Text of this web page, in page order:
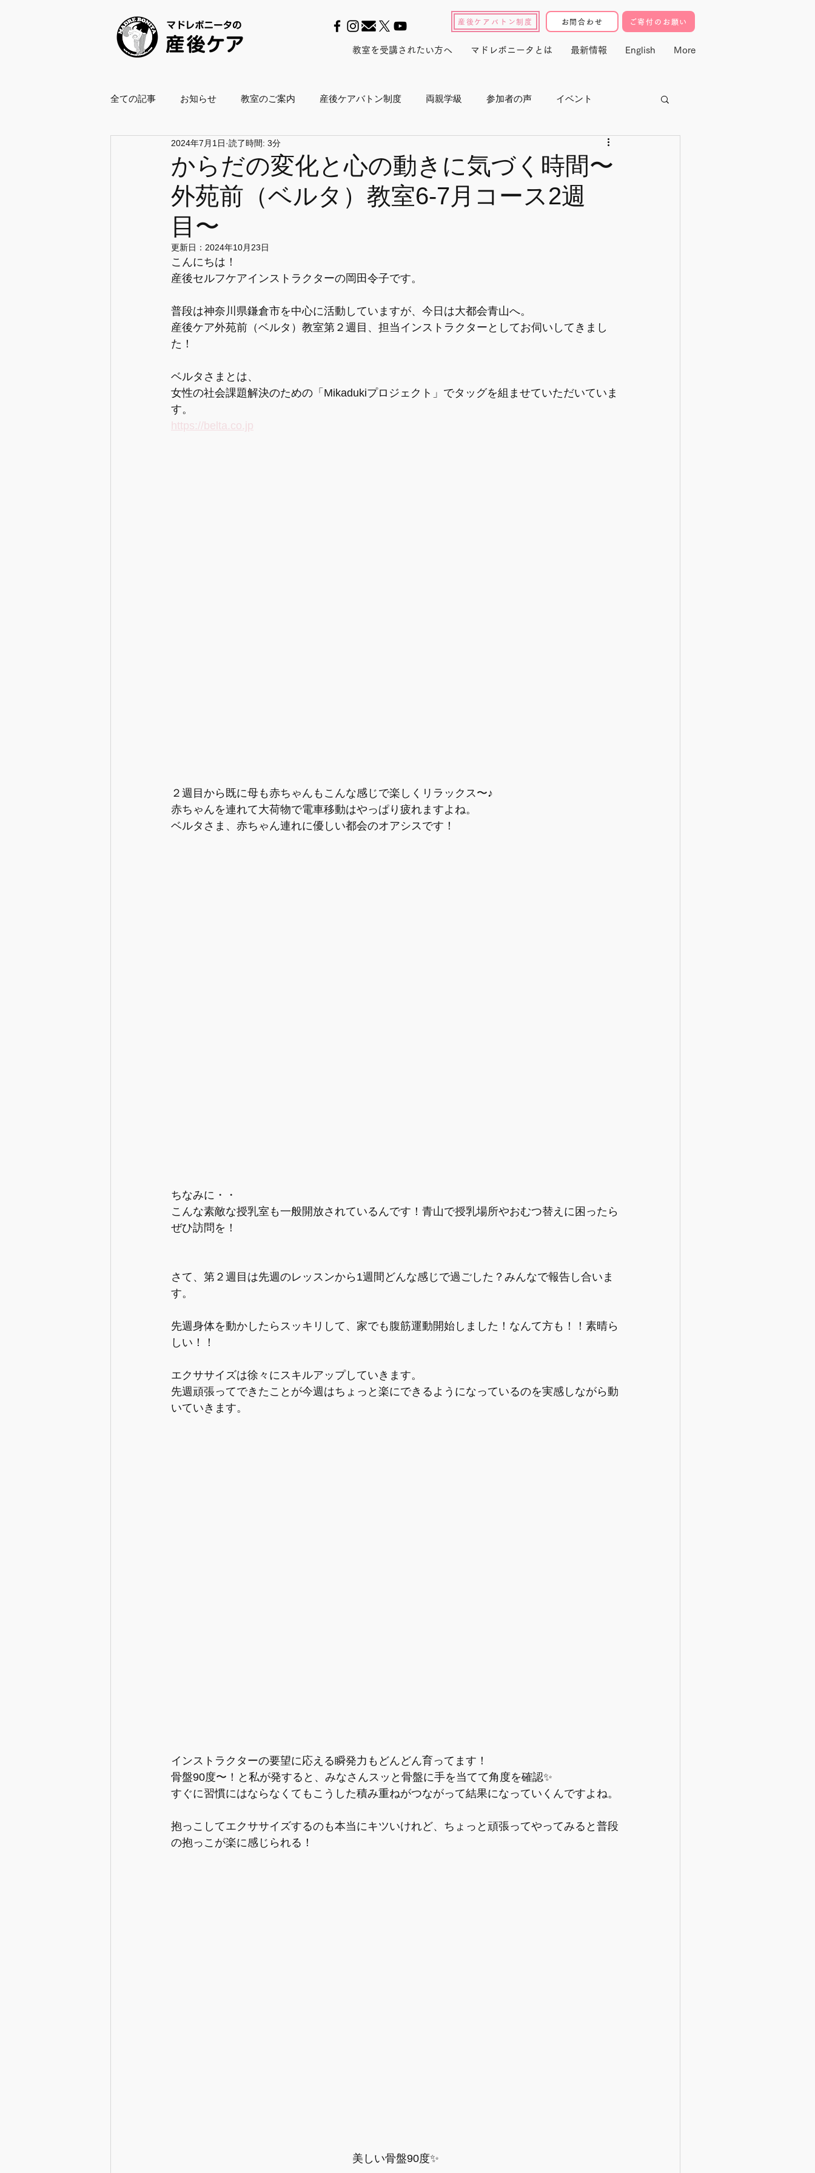
お問合わせ ご寄付のお願い
教室を受講されたい方へ マドレボニータとは 最新情報 English More
産後ケアバトン制度
全ての記事 お知らせ 教室のご案内 産後ケアバトン制度 両親学級 参加者の声 イベント
養成スクール2021 養成スクール2022
ボールエクササイズ指導士 産後白書 会員活動 マドレジャーナル メルマガ 寄付・マドレ基金
企業・自治体協働 復職支援プログラム
【情報】出産と入退院
【情報】妊娠中の心と体
からだの変化と心の動きに気づく時間〜
外苑前（ベルタ）教室6-7月コース2週
目〜
2024年7月1日 読了時間: 3分
更新日： 2024年10月23日
こんにちは！
産後セルフケアインストラクターの岡田令子です。
普段は神奈川県鎌倉市を中心に活動していますが、今日は大都会青山へ。
産後ケア外苑前（ベルタ）教室第２週目、担当インストラクターとしてお伺いしてきまし
た！
ベルタさまとは、
女性の社会課題解決のための「Mikadukiプロジェクト」でタッグを組ませていただいていま
す。
https://belta.co.jp
２週目から既に母も赤ちゃんもこんな感じで楽しくリラックス〜♪
赤ちゃんを連れて大荷物で電車移動はやっぱり疲れますよね。
ベルタさま、赤ちゃん連れに優しい都会のオアシスです！
ちなみに・・
こんな素敵な授乳室も一般開放されているんです！青山で授乳場所やおむつ替えに困ったら
ぜひ訪問を！
さて、第２週目は先週のレッスンから1週間どんな感じで過ごした？みんなで報告し合いま
す。
先週身体を動かしたらスッキリして、家でも腹筋運動開始しました！なんて方も！！素晴ら
しい！！
エクササイズは徐々にスキルアップしていきます。
先週頑張ってできたことが今週はちょっと楽にできるようになっているのを実感しながら動
いていきます。
インストラクターの要望に応える瞬発力もどんどん育ってます！
骨盤90度〜！と私が発すると、みなさんスッと骨盤に手を当てて角度を確認✨
すぐに習慣にはならなくてもこうした積み重ねがつながって結果になっていくんですよね。
抱っこしてエクササイズするのも本当にキツいけれど、ちょっと頑張ってやってみると普段
の抱っこが楽に感じられる！
美しい骨盤90度✨